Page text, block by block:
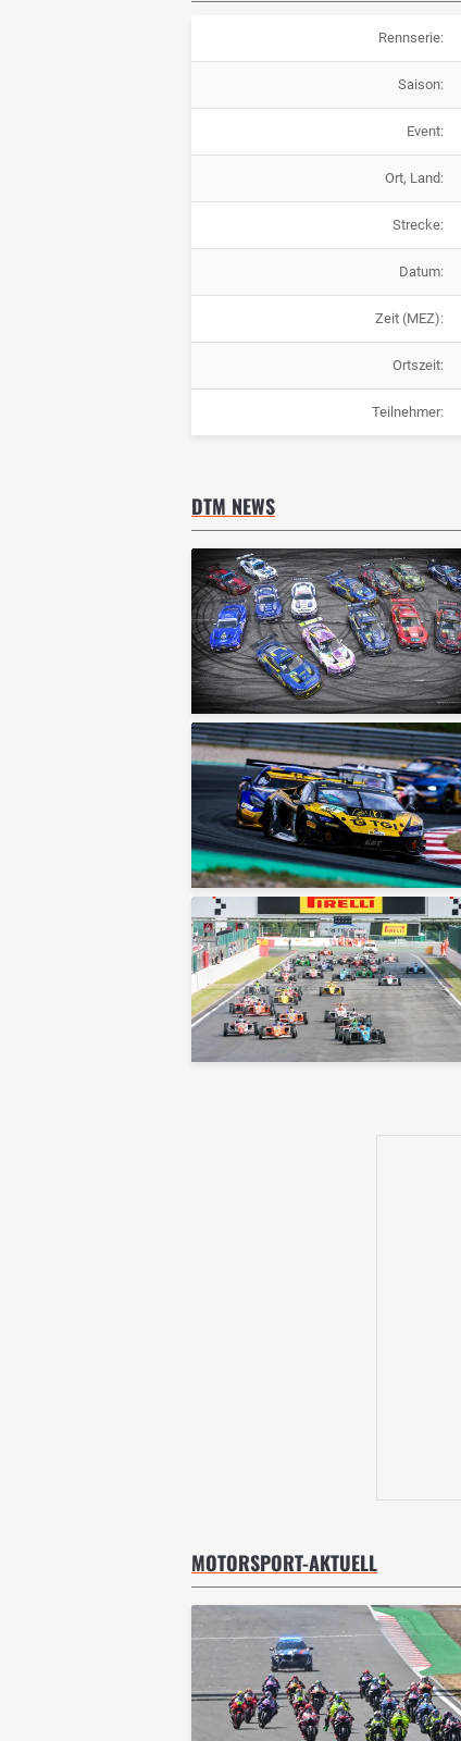
Rennserie:
Saison:
Event:
Ort, Land:
Strecke:
Datum:
Zeit (MEZ):
Ortszeit:
Teilnehmer:
DTM NEWS
MOTORSPORT-AKTUELL